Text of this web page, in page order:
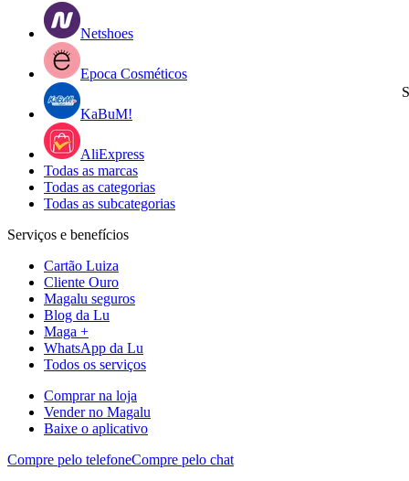
Netshoes
Epoca Cosméticos
KaBuM!
AliExpress
Todas as marcas
Todas as categorias
Todas as subcategorias
Serviços e benefícios
Cartão Luiza
Cliente Ouro
Magalu seguros
Blog da Lu
Maga +
WhatsApp da Lu
Todos os serviços
Comprar na loja
Vender no Magalu
Baixe o aplicativo
Compre pelo telefoneCompre pelo chat